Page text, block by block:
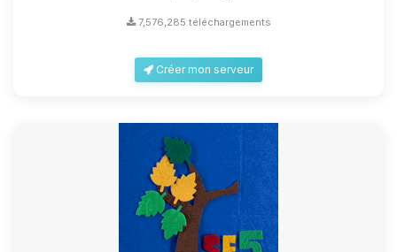
7,576,285 téléchargements
Créer mon serveur